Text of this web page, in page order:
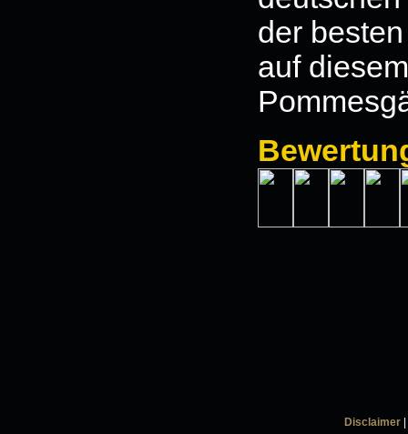
der
auf
Disclaimer|